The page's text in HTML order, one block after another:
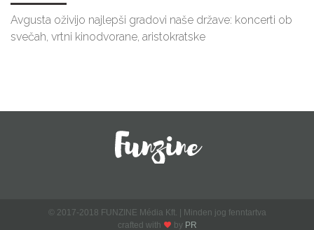
Avgusta oživijo najlepši gradovi naše države: koncerti ob
svečah, vrtni kinodvorane, aristokratske
© 2017-2018 FUNZINE Média Kft. | Minden jog fenntartva
crafted with
by PR